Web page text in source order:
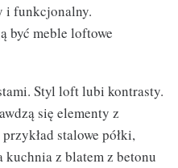
i funkcjonalny.
być meble loftowe
Styl loft lubi kontrasty.
się elementy z
stalowe półki,
kuchnia z blatem z betonu